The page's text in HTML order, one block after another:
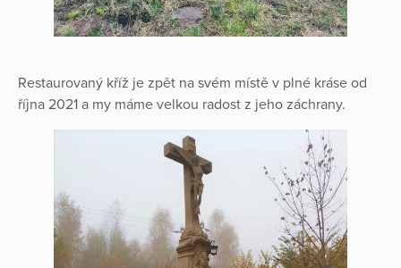
Restaurovaný kříž je zpět na svém místě v plné kráse od
října 2021 a my máme velkou radost z jeho záchrany.